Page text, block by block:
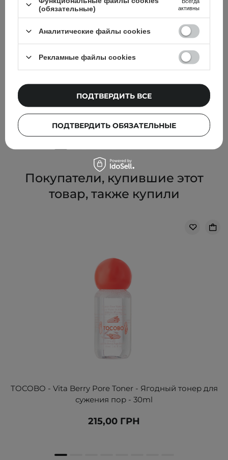
БЕСТСЕЛЛЕР
Centellian24 - Madeca Cream Time Reverse - Крем для
лица против морщин - 50ml
639,00 ГРН
543,00 ГРН
Покупатели, купившие этот
товар, также купили
TOCOBO - Vita Berry Pore Toner - Ягодный тонер для
сужения пор - 30ml
215,00 ГРН
(обязательные)
активны
Аналитические файлы cookies
Рекламные файлы cookies
ПОДТВЕРДИТЬ ОБЯЗАТЕЛЬНЫЕ
ПОДТВЕРДИТЬ ВСЕ